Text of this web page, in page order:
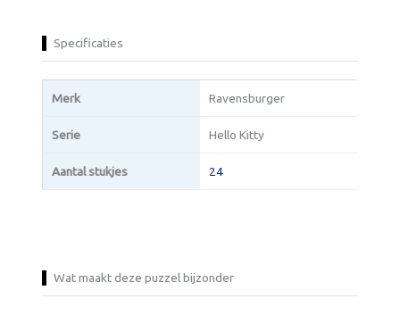
Specificaties
Merk Ravensburger
Serie Hello Kitty
Aantal stukjes 24
Wat maakt deze puzzel bijzonder